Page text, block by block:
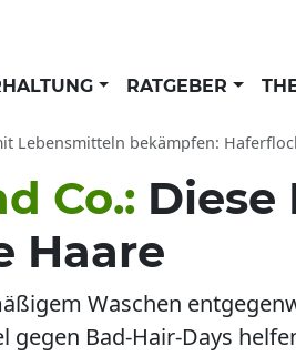
RATGEBER
Lebensmitteln bekämpfen:
Co.:
Haare
Waschen
gegen Bad-Hair-Days